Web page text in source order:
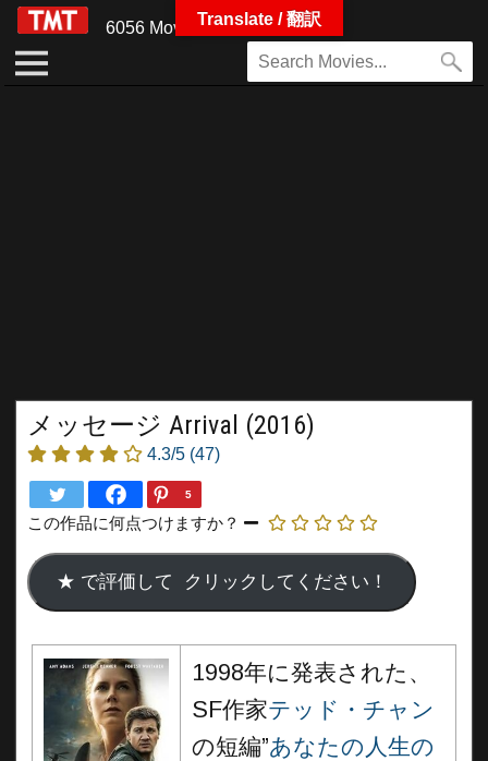
6056 Movies
メッセージ Arrival (2016)
4.3/5 (47)
5
この作品に何点つけますか？
1998年に発表された、
SF作家テッド・チャン
の短編”あなたの人生の
Translate / 翻訳